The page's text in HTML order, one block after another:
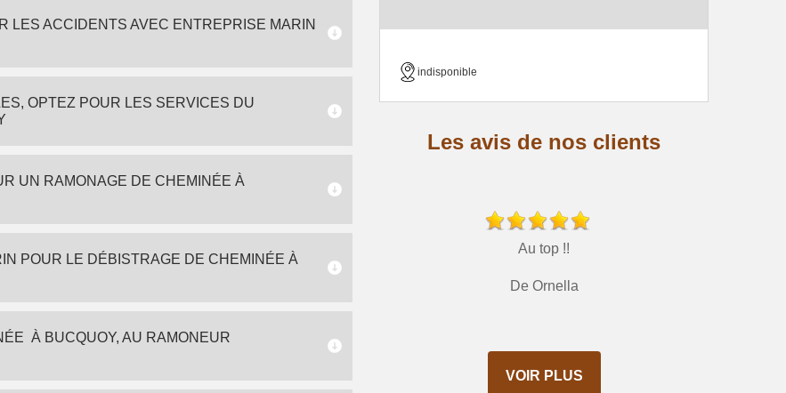
LES ACCIDENTS AVEC ENTREPRISE MARIN
OPTEZ POUR LES SERVICES DU
UN RAMONAGE DE CHEMINÉE À
POUR LE DÉBISTRAGE DE CHEMINÉE À
À BUCQUOY, AU RAMONEUR
indisponible
Les avis de nos clients
Au top !!
De Ornella
VOIR PLUS